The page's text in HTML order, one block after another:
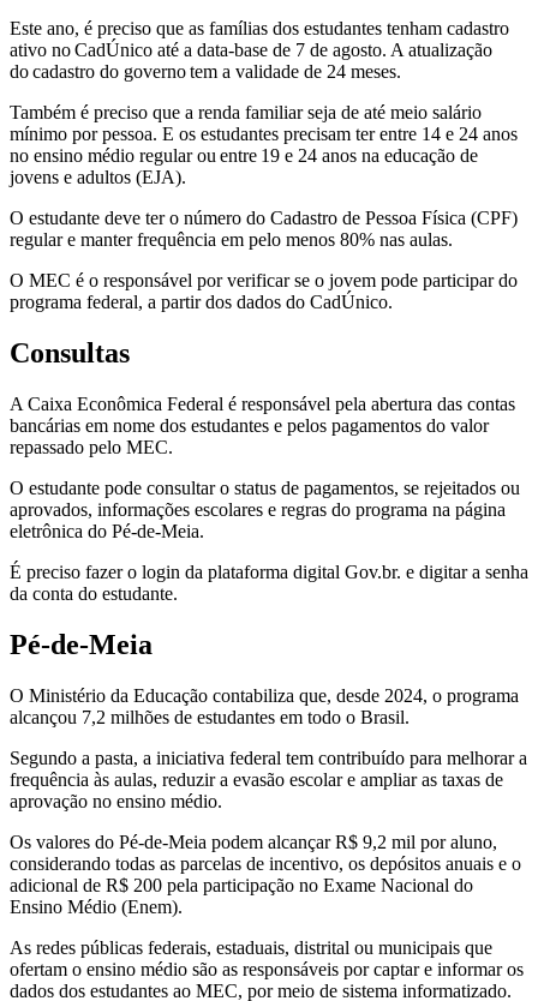
Este ano, é preciso que as famílias dos estudantes tenham cadastro
ativo no CadÚnico até a data-base de 7 de agosto. A atualização
do cadastro do governo tem a validade de 24 meses.
Também é preciso que a renda familiar seja de até meio salário
mínimo por pessoa. E os estudantes precisam ter entre 14 e 24 anos
no ensino médio regular ou entre 19 e 24 anos na educação de
jovens e adultos (EJA).
O estudante deve ter o número do Cadastro de Pessoa Física (CPF)
regular e manter frequência em pelo menos 80% nas aulas.
O MEC é o responsável por verificar se o jovem pode participar do
programa federal, a partir dos dados do CadÚnico.
Consultas
A Caixa Econômica Federal é responsável pela abertura das contas
bancárias em nome dos estudantes e pelos pagamentos do valor
repassado pelo MEC.
O estudante pode consultar o status de pagamentos, se rejeitados ou
aprovados, informações escolares e regras do programa na página
eletrônica do Pé-de-Meia.
É preciso fazer o login da plataforma digital Gov.br. e digitar a senha
da conta do estudante.
Pé-de-Meia
O Ministério da Educação contabiliza que, desde 2024, o programa
alcançou 7,2 milhões de estudantes em todo o Brasil.
Segundo a pasta, a iniciativa federal tem contribuído para melhorar a
frequência às aulas, reduzir a evasão escolar e ampliar as taxas de
aprovação no ensino médio.
Os valores do Pé-de-Meia podem alcançar R$ 9,2 mil por aluno,
considerando todas as parcelas de incentivo, os depósitos anuais e o
adicional de R$ 200 pela participação no Exame Nacional do
Ensino Médio (Enem).
As redes públicas federais, estaduais, distrital ou municipais que
ofertam o ensino médio são as responsáveis por captar e informar os
dados dos estudantes ao MEC, por meio de sistema informatizado.